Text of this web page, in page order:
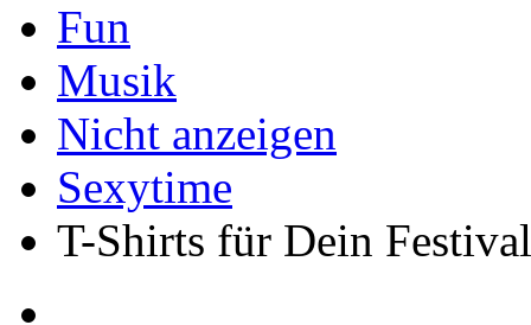
Fun
Musik
Nicht anzeigen
Sexytime
T-Shirts für Dein